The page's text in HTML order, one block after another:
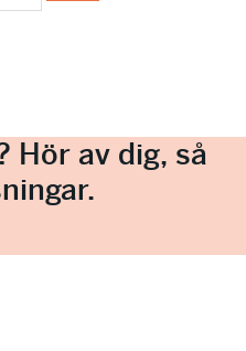
Hör av dig, så